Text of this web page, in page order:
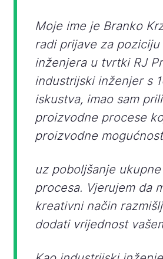
Moje ime je Branko
radi prijave za
inženjera u tvrtki RJ
industrijski inženjer s
iskustva, imao sam
proizvodne procese
proizvodne
uz poboljšanje
procesa. Vjerujem da
kreativni način
dodati vrijednost